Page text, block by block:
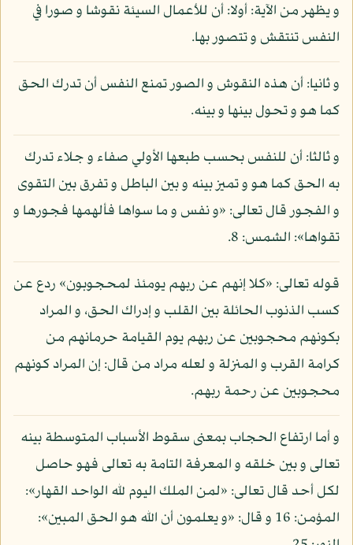
و يظهر من الآية: أولا: أن للأعمال السيئة نقوشا و صورا في
النفس تنتقش و تتصور بها.
و ثانيا: أن هذه النقوش و الصور تمنع النفس أن تدرك الحق
كما هو و تحول بينها و بينه.
و ثالثا: أن للنفس بحسب طبعها الأولي صفاء و جلاء تدرك
به الحق كما هو و تميز بينه و بين الباطل و تفرق بين التقوى
و الفجور قال تعالى: «و نفس و ما سواها فألهمها فجورها و
تقواها»: الشمس: 8.
قوله تعالى: «كلا إنهم عن ربهم يومئذ لمحجوبون» ردع عن
كسب الذنوب الحائلة بين القلب و إدراك الحق، و المراد
بكونهم محجوبين عن ربهم يوم القيامة حرمانهم من
كرامة القرب و المنزلة و لعله مراد من قال: إن المراد كونهم
محجوبين عن رحمة ربهم.
و أما ارتفاع الحجاب بمعنى سقوط الأسباب المتوسطة بينه
تعالى و بين خلقه و المعرفة التامة به تعالى فهو حاصل
لكل أحد قال تعالى: «لمن الملك اليوم لله الواحد القهار»:
المؤمن: 16 و قال: «و يعلمون أن الله هو الحق المبين»: